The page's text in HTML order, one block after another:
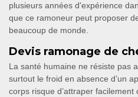
plusieurs années d'expérience
que ce ramoneur peut proposer
beaucoup de monde.
Devis ramonage de
La santé humaine ne résiste pas
surtout le froid en absence d’un
corps risque d’attraper